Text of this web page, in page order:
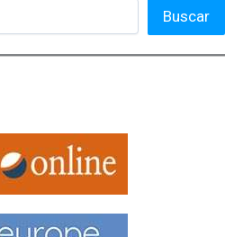
Buscar